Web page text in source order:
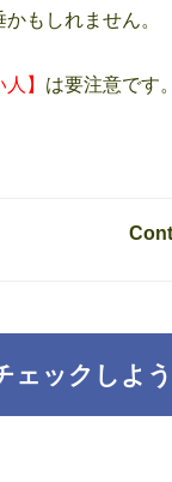
もしれません。
】 は要注意です。
ェックしよ